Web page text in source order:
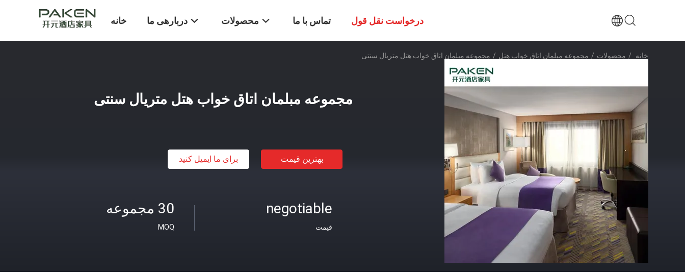
خانه دربارهی ما محصولات تماس با ما درخواست نقل قول
خانه / محصولات / مجموعه مبلمان اتاق خواب هتل / مجموعه مبلمان اتاق خواب هتل متریال سنتی
مجموعه مبلمان اتاق خواب هتل متریال سنتی
بهترین قیمت برای ما ایمیل کنید
30 مجموعه
MOQ
negotiable
قیمت